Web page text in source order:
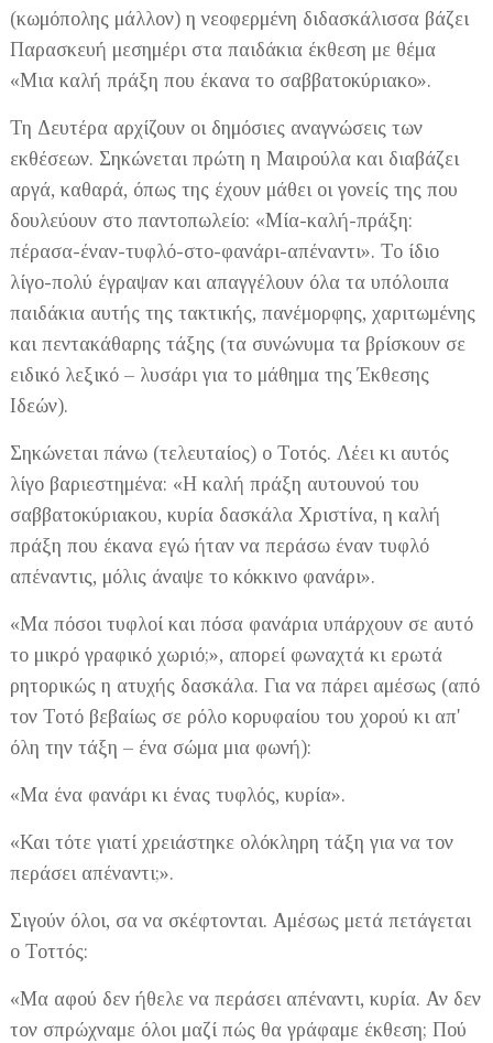
(κωμόπολης μάλλον) η νεοφερμένη διδασκάλισσα βάζει
Παρασκευή μεσημέρι στα παιδάκια έκθεση με θέμα
«Μια καλή πράξη που έκανα το σαββατοκύριακο».
Τη Δευτέρα αρχίζουν οι δημόσιες αναγνώσεις των
εκθέσεων. Σηκώνεται πρώτη η Μαιρούλα και διαβάζει
αργά, καθαρά, όπως της έχουν μάθει οι γονείς της που
δουλεύουν στο παντοπωλείο: «Μία-καλή-πράξη:
πέρασα-έναν-τυφλό-στο-φανάρι-απέναντι». Το ίδιο
λίγο-πολύ έγραψαν και απαγγέλουν όλα τα υπόλοιπα
παιδάκια αυτής της τακτικής, πανέμορφης, χαριτωμένης
και πεντακάθαρης τάξης (τα συνώνυμα τα βρίσκουν σε
ειδικό λεξικό – λυσάρι για το μάθημα της Έκθεσης
Ιδεών).
Σηκώνεται πάνω (τελευταίος) ο Τοτός. Λέει κι αυτός
λίγο βαριεστημένα: «Η καλή πράξη αυτουνού του
σαββατοκύριακου, κυρία δασκάλα Χριστίνα, η καλή
πράξη που έκανα εγώ ήταν να περάσω έναν τυφλό
απέναντις, μόλις άναψε το κόκκινο φανάρι».
«Μα πόσοι τυφλοί και πόσα φανάρια υπάρχουν σε αυτό
το μικρό γραφικό χωριό;», απορεί φωναχτά κι ερωτά
ρητορικώς η ατυχής δασκάλα. Για να πάρει αμέσως (από
τον Τοτό βεβαίως σε ρόλο κορυφαίου του χορού κι απ'
όλη την τάξη – ένα σώμα μια φωνή):
«Μα ένα φανάρι κι ένας τυφλός, κυρία».
«Και τότε γιατί χρειάστηκε ολόκληρη τάξη για να τον
περάσει απέναντι;».
Σιγούν όλοι, σα να σκέφτονται. Αμέσως μετά πετάγεται
ο Τοττός:
«Μα αφού δεν ήθελε να περάσει απέναντι, κυρία. Αν δεν
τον σπρώχναμε όλοι μαζί πώς θα γράφαμε έκθεση; Πού